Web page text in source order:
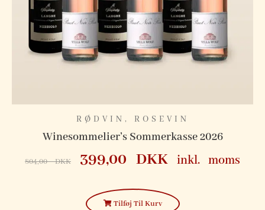
RØDVIN , ROSEVIN
Winesommelier’s Sommerkasse 2026
804,00DKK 399,00 DKK inkl. moms
Tilføj Til Kurv